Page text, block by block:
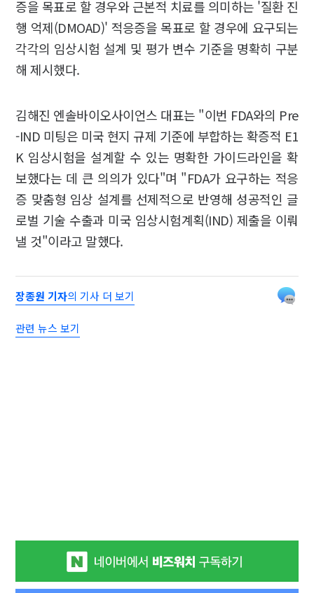
증을 목표로 할 경우와 근본적 치료를 의미하는 '질환 진
행 억제(DMOAD)' 적응증을 목표로 할 경우에 요구되는
각각의 임상시험 설계 및 평가 변수 기준을 명확히 구분
해 제시했다.
김해진 엔솔바이오사이언스 대표는 "이번 FDA와의 Pre
-IND 미팅은 미국 현지 규제 기준에 부합하는 확증적 E1
K 임상시험을 설계할 수 있는 명확한 가이드라인을 확
보했다는 데 큰 의의가 있다"며 "FDA가 요구하는 적응
증 맞춤형 임상 설계를 선제적으로 반영해 성공적인 글
로벌 기술 수출과 미국 임상시험계획(IND) 제출을 이뤄
낼 것"이라고 말했다.
장종원 기자의 기사 더 보기
관련 뉴스 보기